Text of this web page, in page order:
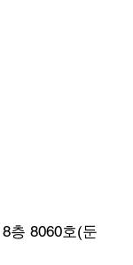
층 8060호(둔